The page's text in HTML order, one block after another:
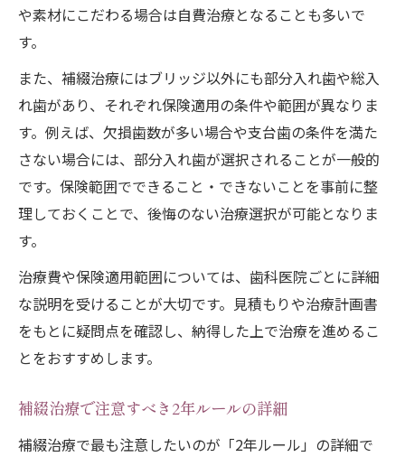
や素材にこだわる場合は自費治療となることも多いで
す。
また、補綴治療にはブリッジ以外にも部分入れ歯や総入
れ歯があり、それぞれ保険適用の条件や範囲が異なりま
す。例えば、欠損歯数が多い場合や支台歯の条件を満た
さない場合には、部分入れ歯が選択されることが一般的
です。保険範囲でできること・できないことを事前に整
理しておくことで、後悔のない治療選択が可能となりま
す。
治療費や保険適用範囲については、歯科医院ごとに詳細
な説明を受けることが大切です。見積もりや治療計画書
をもとに疑問点を確認し、納得した上で治療を進めるこ
とをおすすめします。
補綴治療で注意すべき2年ルールの詳細
補綴治療で最も注意したいのが「2年ルール」の詳細で